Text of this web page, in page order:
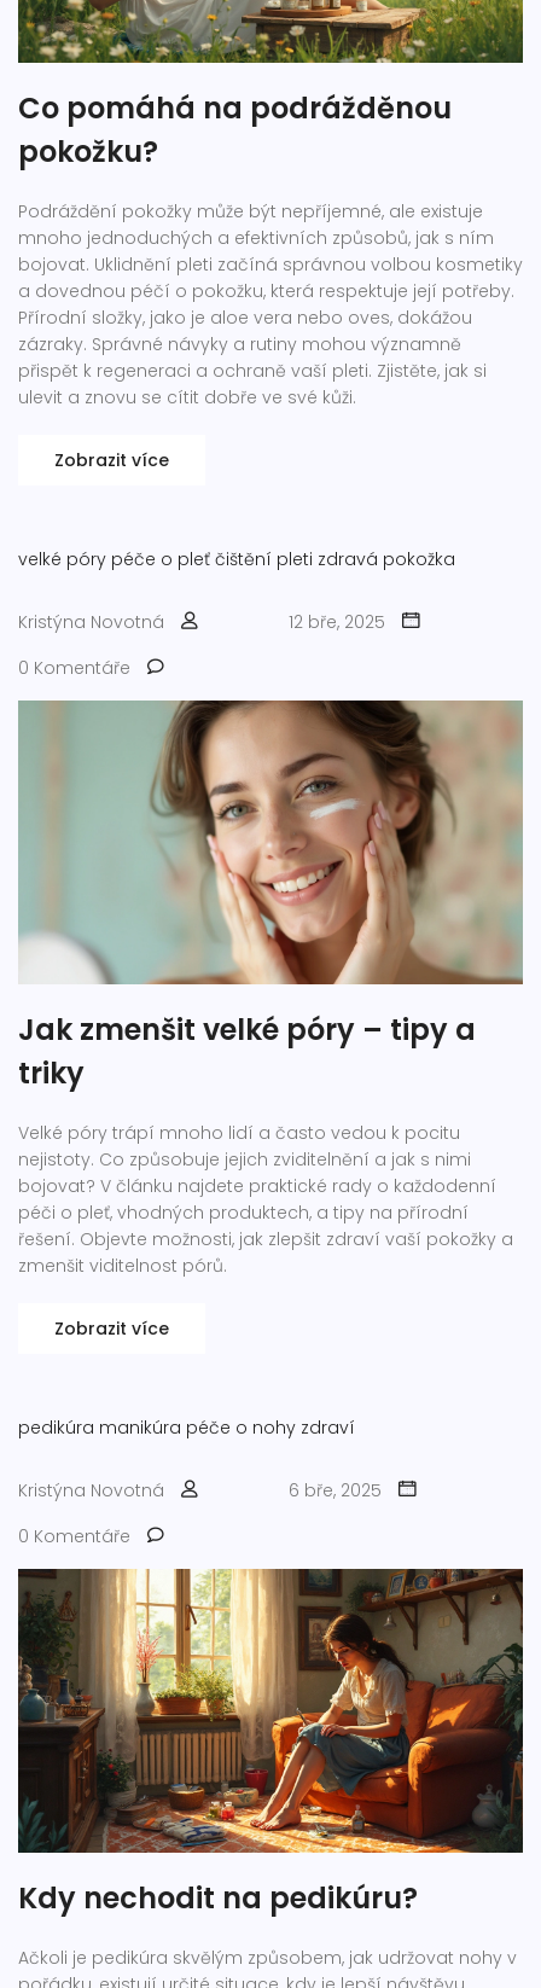
Co pomáhá na podrážděnou
pokožku?
Podráždění pokožky může být nepříjemné, ale existuje
mnoho jednoduchých a efektivních způsobů, jak s ním
bojovat. Uklidnění pleti začíná správnou volbou kosmetiky
a dovednou péčí o pokožku, která respektuje její potřeby.
Přírodní složky, jako je aloe vera nebo oves, dokážou
zázraky. Správné návyky a rutiny mohou významně
přispět k regeneraci a ochraně vaší pleti. Zjistěte, jak si
ulevit a znovu se cítit dobře ve své kůži.
Zobrazit více
velké póry péče o pleť čištění pleti zdravá pokožka
Kristýna Novotná
12 bře, 2025
0 Komentáře
Jak zmenšit velké póry – tipy a
triky
Velké póry trápí mnoho lidí a často vedou k pocitu
nejistoty. Co způsobuje jejich zviditelnění a jak s nimi
bojovat? V článku najdete praktické rady o každodenní
péči o pleť, vhodných produktech, a tipy na přírodní
řešení. Objevte možnosti, jak zlepšit zdraví vaší pokožky a
zmenšit viditelnost pórů.
Zobrazit více
pedikúra manikúra péče o nohy zdraví
Kristýna Novotná
6 bře, 2025
0 Komentáře
Kdy nechodit na pedikúru?
Ačkoli je pedikúra skvělým způsobem, jak udržovat nohy v